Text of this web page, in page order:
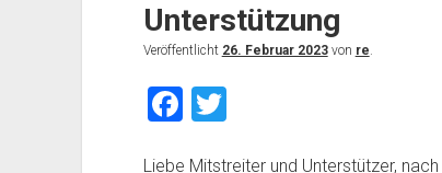
Unterstützung
Veröffentlicht 26. Februar 2023von re.
F T
Liebe Mitstreiter und Unterstützer,